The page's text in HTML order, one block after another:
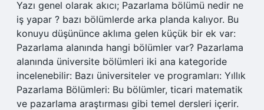
Yazı genel olarak akıcı; Pazarlama bölümü nedir ne
iş yapar ? bazı bölümlerde arka planda kalıyor. Bu
konuyu düşününce aklıma gelen küçük bir ek var:
Pazarlama alanında hangi bölümler var? Pazarlama
alanında üniversite bölümleri iki ana kategoride
incelenebilir: Bazı üniversiteler ve programları: Yıllık
Pazarlama Bölümleri: Bu bölümler, ticari matematik
ve pazarlama araştırması gibi temel dersleri içerir.